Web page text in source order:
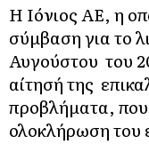
Η Ιόνιος ΑΕ, η
σύμβαση για το
Αυγούστου του
αίτησή της
προβλήματα,
ολοκλήρωση του